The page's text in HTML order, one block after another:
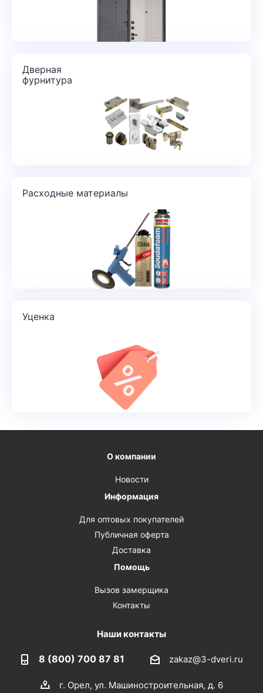
Дверная
фурнитура
Расходные материалы
Уценка
О компании
Новости
Информация
Для оптовых покупателей
Публичная оферта
Доставка
Помощь
Вызов замерщика
Контакты
Наши контакты
8 (800) 700 87 81 zakaz@3-dveri.ru
г. Орел, ул. Машиностроительная, д. 6